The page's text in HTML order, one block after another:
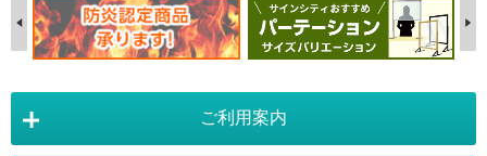
ご利用案内